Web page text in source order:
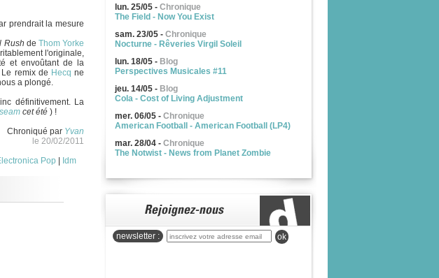
prendrait la mesure
Rush de Thom Yorke
l'originale,
et envoûtant de la
remix de Hecq ne
a plongé.
définitivement. La
cet été ) !
Chroniqué par Yvan
le 20/02/2011
Pop Idm
lun. 25/05 - Chronique
The Field - Now You Exist
sam. 23/05 - Chronique
Nocturne - Rêveries Virgil Soleil
lun. 18/05 - Blog
Perspectives Musicales #11
jeu. 14/05 - Blog
Cola - Cost of Living Adjustment
mer. 06/05 - Chronique
American Football - American Football (LP4)
mar. 28/04 - Chronique
The Notwist - News from Planet Zombie
newsletter : ok